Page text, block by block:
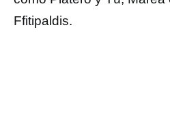
Ffitipaldis.